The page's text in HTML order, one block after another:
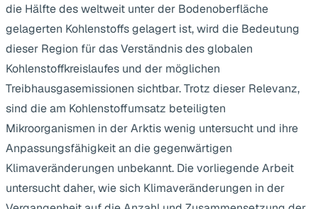
die Hälfte des weltweit unter der Bodenoberfläche
gelagerten Kohlenstoffs gelagert ist, wird die Bedeutung
dieser Region für das Verständnis des globalen
Kohlenstoffkreislaufes und der möglichen
Treibhausgasemissionen sichtbar. Trotz dieser Relevanz,
sind die am Kohlenstoffumsatz beteiligten
Mikroorganismen in der Arktis wenig untersucht und ihre
Anpassungsfähigkeit an die gegenwärtigen
Klimaveränderungen unbekannt. Die vorliegende Arbeit
untersucht daher, wie sich Klimaveränderungen in der